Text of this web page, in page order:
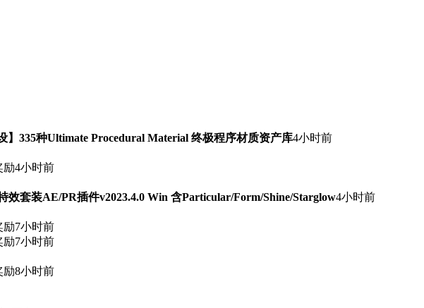
】335种Ultimate Procedural Material 终极程序材质资产库4小时前
励4小时前
效套装AE/PR插件v2023.4.0 Win 含Particular/Form/Shine/Starglow4小时前
励7小时前
励7小时前
励8小时前